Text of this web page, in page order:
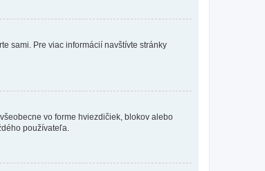
sami. Pre viac informácií navštívte stránky
vo forme hviezdičiek, blokov alebo
používateľa.